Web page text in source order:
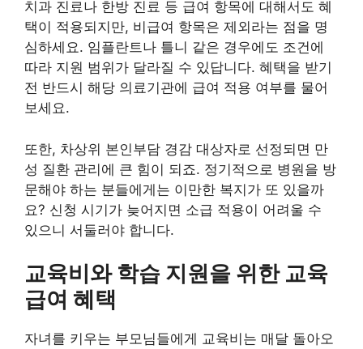
치과 진료나 한방 진료 등 급여 항목에 대해서도 혜
택이 적용되지만, 비급여 항목은 제외라는 점을 명
심하세요. 임플란트나 틀니 같은 경우에도 조건에
따라 지원 범위가 달라질 수 있답니다. 혜택을 받기
전 반드시 해당 의료기관에 급여 적용 여부를 물어
보세요.
또한, 차상위 본인부담 경감 대상자로 선정되면 만
성 질환 관리에 큰 힘이 되죠. 정기적으로 병원을 방
문해야 하는 분들에게는 이만한 복지가 또 있을까
요? 신청 시기가 늦어지면 소급 적용이 어려울 수
있으니 서둘러야 합니다.
교육비와 학습 지원을 위한 교육
급여 혜택
자녀를 키우는 부모님들에게 교육비는 매달 돌아오